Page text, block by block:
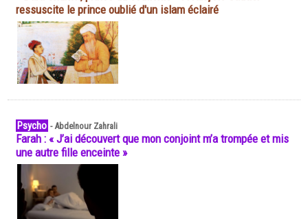
ressuscite le prince oublié d'un islam éclairé
Psycho -Abdelnour Zahrali
Farah : « J’ai découvert que mon conjoint m’a trompée et mis
une autre fille enceinte »